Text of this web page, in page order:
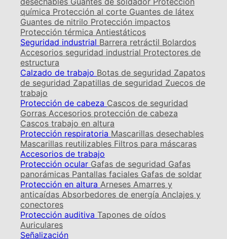
química Protección al corte Guantes de látex
Guantes de nitrilo Protección impactos
Protección térmica Antiestáticos
Seguridad industrial Barrera retráctil Bolardos
Accesorios seguridad industrial Protectores de
estructura
Calzado de trabajo Botas de seguridad Zapatos
de seguridad Zapatillas de seguridad Zuecos de
trabajo
Protección de cabeza Cascos de seguridad
Gorras Accesorios protección de cabeza
Cascos trabajo en altura
Protección respiratoria Mascarillas desechables
Mascarillas reutilizables Filtros para máscaras
Accesorios de trabajo
Protección ocular Gafas de seguridad Gafas
panorámicas Pantallas faciales Gafas de soldar
Protección en altura Arneses Amarres y
anticaídas Absorbedores de energía Anclajes y
conectores
Protección auditiva Tapones de oídos
Auriculares
Señalización